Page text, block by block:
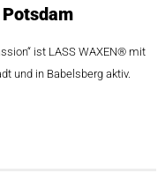
ist LASS WAXEN® mit
und in Babelsberg aktiv.